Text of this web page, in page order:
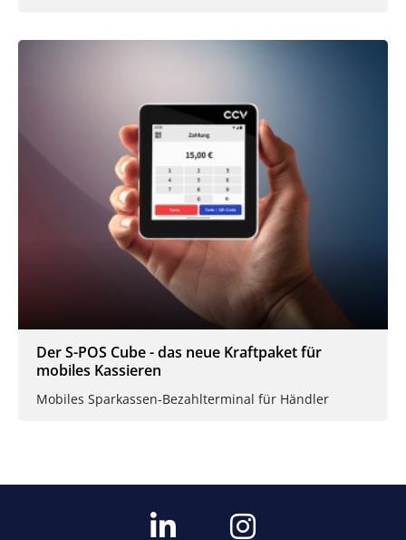
Der S-POS Cube - das neue Kraftpaket für
mobiles Kassieren
Mobiles Sparkassen-Bezahlterminal für Händler